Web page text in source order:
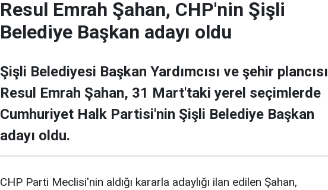
Resul Emrah Şahan, CHP'nin Şişli
Belediye Başkan adayı oldu
Şişli Belediyesi Başkan Yardımcısı ve şehir plancısı
Resul Emrah Şahan, 31 Mart'taki yerel seçimlerde
Cumhuriyet Halk Partisi'nin Şişli Belediye Başkan
adayı oldu.
CHP Parti Meclisi'nin aldığı kararla adaylığı ilan edilen Şahan,